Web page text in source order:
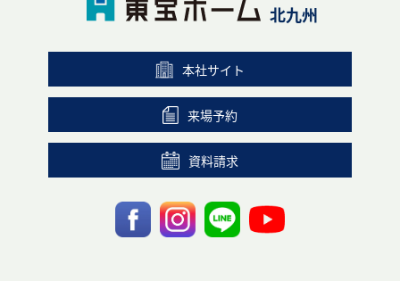
北九州
本社サイト
来場予約
資料請求